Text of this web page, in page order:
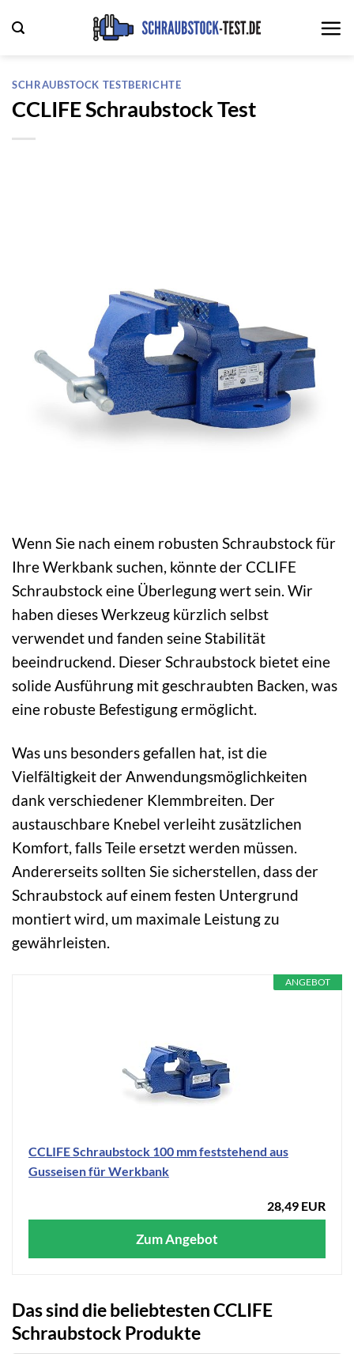
Inhalt
SCHRAUBSTOCK TESTBERICHTE
CCLIFE Schraubstock Test
Wenn Sie nach einem robusten Schraubstock für
Ihre Werkbank suchen, könnte der CCLIFE
Schraubstock eine Überlegung wert sein. Wir
haben dieses Werkzeug kürzlich selbst
verwendet und fanden seine Stabilität
beeindruckend. Dieser Schraubstock bietet eine
solide Ausführung mit geschraubten Backen, was
eine robuste Befestigung ermöglicht.
Was uns besonders gefallen hat, ist die
Vielfältigkeit der Anwendungsmöglichkeiten
dank verschiedener Klemmbreiten. Der
austauschbare Knebel verleiht zusätzlichen
Komfort, falls Teile ersetzt werden müssen.
Andererseits sollten Sie sicherstellen, dass der
Schraubstock auf einem festen Untergrund
montiert wird, um maximale Leistung zu
gewährleisten.
ANGEBOT
CCLIFE Schraubstock 100 mm feststehend aus
Gusseisen für Werkbank
28,49 EUR
Zum Angebot
Das sind die beliebtesten CCLIFE
Schraubstock Produkte